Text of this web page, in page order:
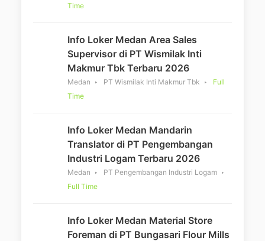
Time
Info Loker Medan Area Sales
Supervisor di PT Wismilak Inti
Makmur Tbk Terbaru 2026
Medan PT Wismilak Inti Makmur Tbk
Full
Time
Info Loker Medan Mandarin
Translator di PT Pengembangan
Industri Logam Terbaru 2026
Medan
PT Pengembangan Industri Logam
Full Time
Info Loker Medan Material Store
Foreman di PT Bungasari Flour Mills